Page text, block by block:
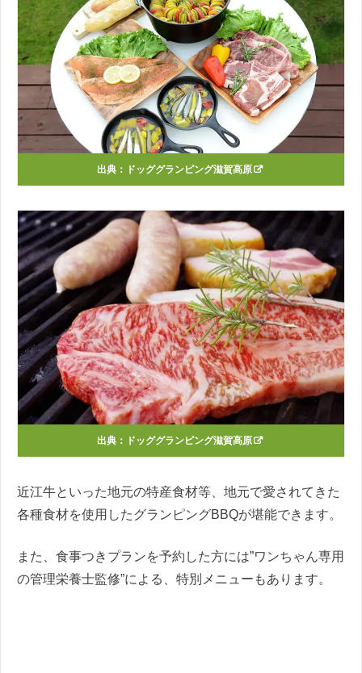
出典： ドッググランピング滋賀高原
出典： ドッググランピング滋賀高原
近江牛といった地元の特産食材等、地元で愛されてきた
各種食材を使用したグランピングBBQが堪能できます。
また、食事つきプランを予約した方には”ワンちゃん専用
の管理栄養士監修”による、特別メニューもあります。